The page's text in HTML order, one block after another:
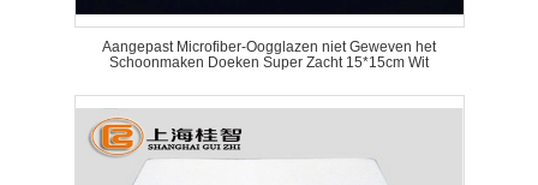
Aangepast Microfiber-Oogglazen niet Geweven het
Schoonmaken Doeken Super Zacht 15*15cm Wit